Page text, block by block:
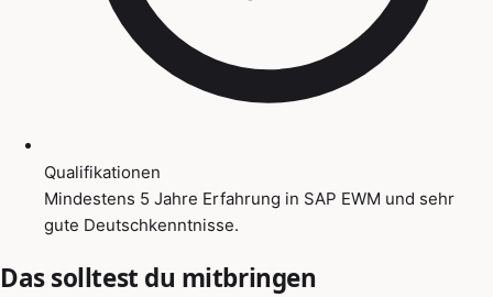
Qualifikationen
Mindestens 5 Jahre Erfahrung in SAP EWM und sehr
gute Deutschkenntnisse.
Das solltest du mitbringen